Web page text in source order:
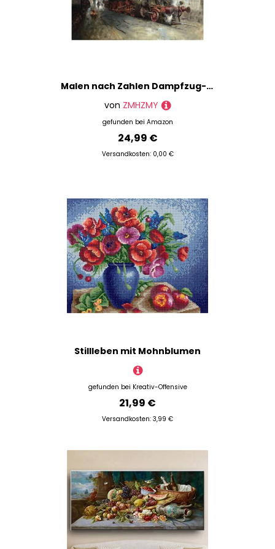
Malen nach Zahlen Dampfzug-Retro-Zug-Eisenbahngleise Paint by Numbers Kit mit Pinseln und Acrylpigment DIY Leinwandmalerei für Erwachsene Anfänger Stillleben
von ZMHZMY
gefunden bei Amazon
24,99 €
Versandkosten: 0,00 €
Stillleben mit Mohnblumen
gefunden bei Kreativ-Offensive
21,99 €
Versandkosten: 3,99 €